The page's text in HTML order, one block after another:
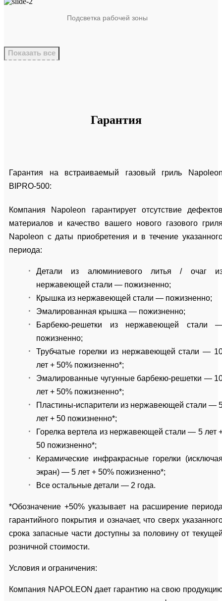
Подсветка рабочей зоны
Показать все
Гарантия
Гарантия на встраиваемый газовый гриль
BIPRO-500:
Компания Napoleon гарантирует отсутствие
материалов и качество вашего нового газового
Napoleon с даты приобретения и в течение
периода:
Детали из алюминиевого литья / очаг
нержавеющей стали — пожизненно;
Крышка из нержавеющей стали — пожизненно;
Эмалированная крышка — пожизненно;
Барбекю-решетки из нержавеющей стали
пожизненно;
Трубчатые горелки из нержавеющей стали —
лет + 50% пожизненно*;
Эмалированные чугунные барбекю-решетки —
лет + 50% пожизненно*;
Пластины-испарители из нержавеющей стали —
лет + 50 пожизненно*;
Горелка вертела из нержавеющей стали — 5 лет
50 пожизненно*;
Керамические инфракрасные горелки
экран) — 5 лет + 50% пожизненно*;
Все остальные детали — 2 года.
*Обозначение +50% указывает на расширение
гарантийного покрытия и означает, что сверх
срока запасные части доступны за половину от
розничной стоимости.
Условия и ограничения:
Компания NAPOLEON дает гарантию на свою